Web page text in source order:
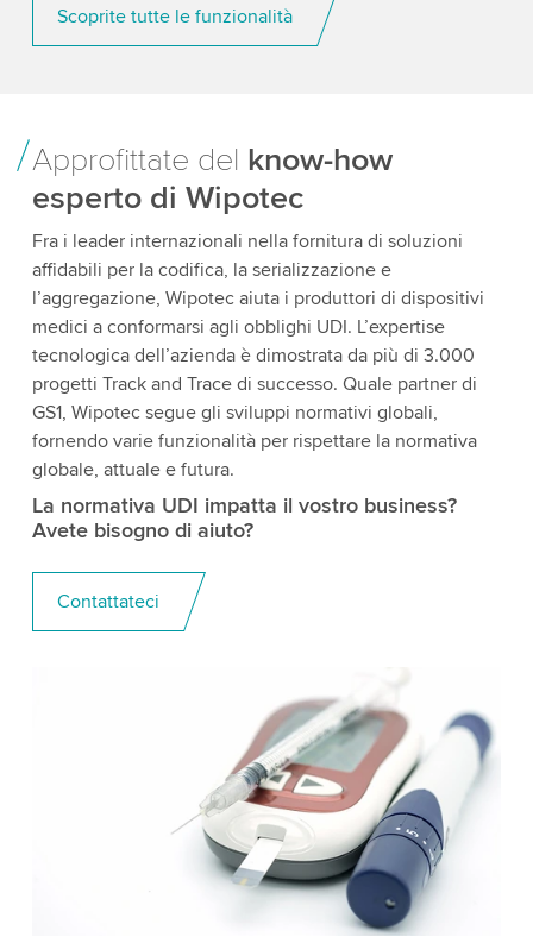
Scoprite tutte le funzionalità
Approfittate del know-how
esperto di Wipotec
Fra i leader internazionali nella fornitura di soluzioni
affidabili per la codifica, la serializzazione e
l’aggregazione, Wipotec aiuta i produttori di dispositivi
medici a conformarsi agli obblighi UDI. L’expertise
tecnologica dell’azienda è dimostrata da più di 3.000
progetti Track and Trace di successo. Quale partner di
GS1, Wipotec segue gli sviluppi normativi globali,
fornendo varie funzionalità per rispettare la normativa
globale, attuale e futura.
La normativa UDI impatta il vostro business?
Avete bisogno di aiuto?
Contattateci